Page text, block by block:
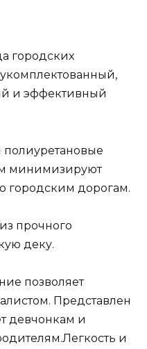
городских
и эффективный
минимизируют
городским дорогам.
прочного
деку.
позволяет
Представлен
девчонкам и
и